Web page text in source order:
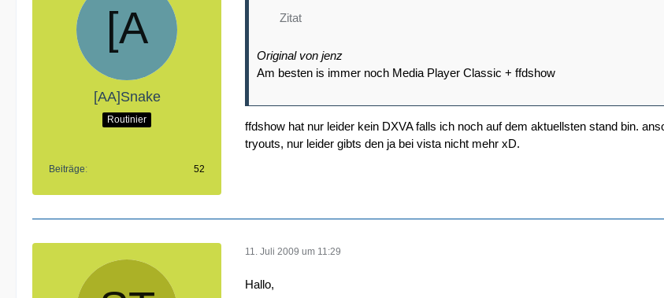
[AA]Snake
Routinier
Beiträge 52
Zitat
Original von jenz
Am besten is immer noch Media Player Classic + ffdshow
ffdshow hat nur leider kein DXVA falls ich noch auf dem aktuellsten stand bin.
tryouts, nur leider gibts den ja bei vista nicht mehr xD.
11. Juli 2009 um 11:29
Hallo,